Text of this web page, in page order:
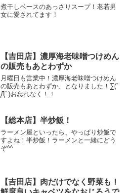
煮干しベースのあっさりスープ！老若男
女に愛されてます！
【吉田店】濃厚海老味噌つけめん
の販売もあとわずか
月曜日も営業中！濃厚海老味噌つけめん
の販売もあとわずか、となりました！∑(ﾟ
Дﾟ)お忘れなく！！
【総本店】半炒飯！
ラーメン屋といったら、やっぱり炒飯で
すよね！半炒飯！ラーメンと一緒にどう
ぞ^^
【吉田店】肉だけでなく野菜も！